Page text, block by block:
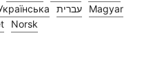
עברית
Magyar
Norsk